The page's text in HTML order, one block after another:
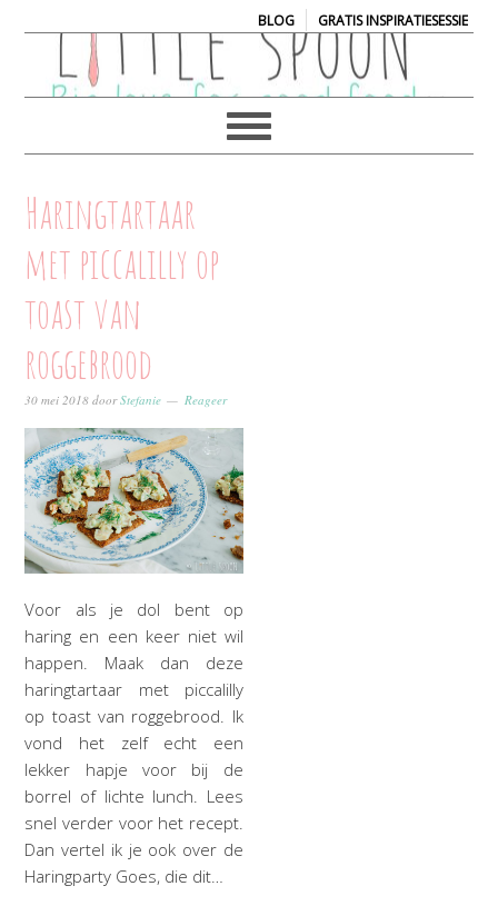
BLOG| GRATIS INSPIRATIESESSIE
Haringtartaar
met piccalilly op
toast van
roggebrood
30 mei 2018 doorStefanie Reageer
Voor als je dol bent op
haring en een keer niet wil
happen. Maak dan deze
haringtartaar met piccalilly
op toast van roggebrood. Ik
vond het zelf echt een
lekker hapje voor bij de
borrel of lichte lunch. Lees
snel verder voor het recept.
Dan vertel ik je ook over de
Haringparty Goes, die dit…